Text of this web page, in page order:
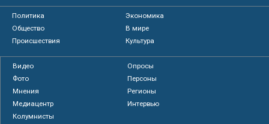
Политика
Экономика
Общество
В мире
Происшествия
Культура
Видео
Опросы
Фото
Персоны
Мнения
Регионы
Медиацентр
Интервью
Колумнисты